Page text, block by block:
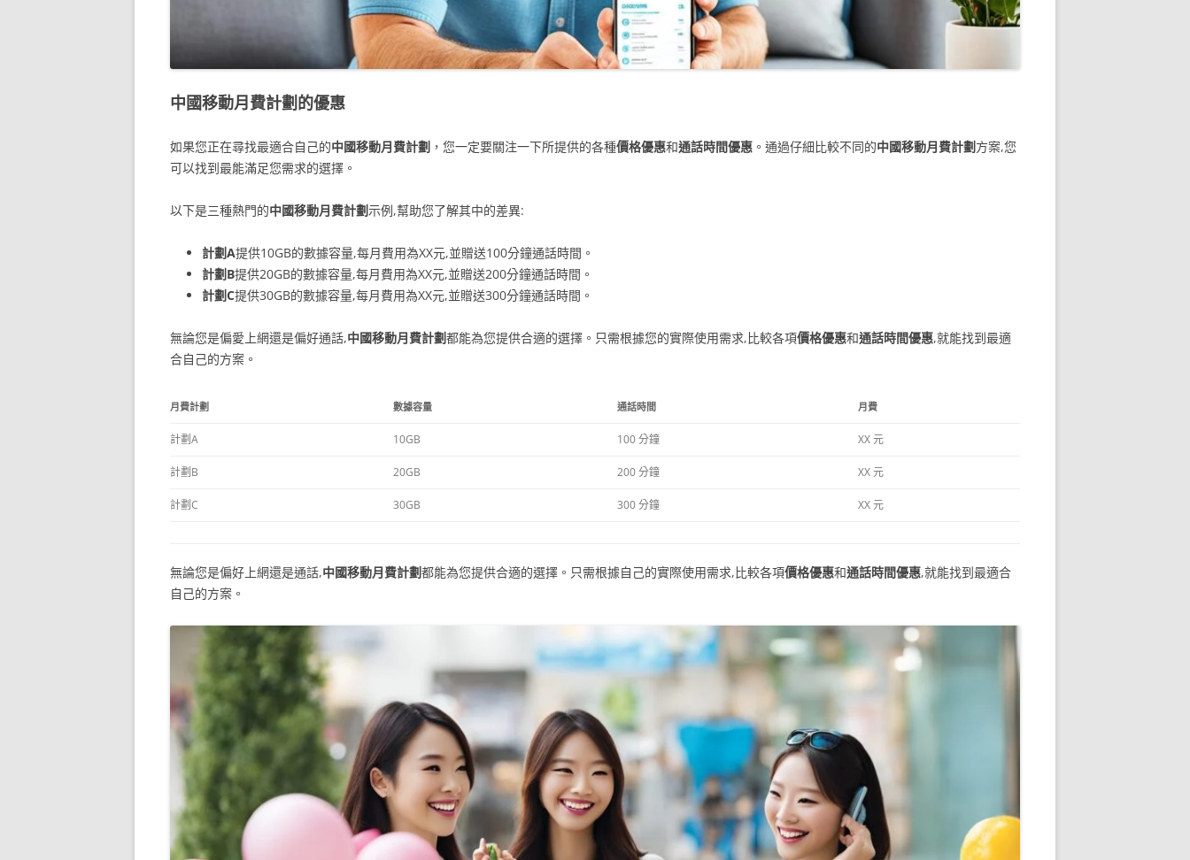
中國移動月費計劃的優惠
如果您正在尋找最適合自己的中國移動月費計劃 ，您一定要關注一下所提供的各種價格優惠和通話時間優惠 。通過仔細比較不同的中國移動月費計劃方案,您
可以找到最能滿足您需求的選擇。
以下是三種熱門的中國移動月費計劃示例,幫助您了解其中的差異:
計劃A提供10GB的數據容量,每月費用為XX元,並贈送100分鐘通話時間。
計劃B提供20GB的數據容量,每月費用為XX元,並贈送200分鐘通話時間。
計劃C提供30GB的數據容量,每月費用為XX元,並贈送300分鐘通話時間。
無論您是偏愛上網還是偏好通話,中國移動月費計劃都能為您提供合適的選擇。只需根據您的實際使用需求,比較各項價格優惠和通話時間優惠,就能找到最適
合自己的方案。
月費計劃 數據容量 通話時間 月費
計劃A 10GB 100 分鐘 XX 元
計劃B 20GB 200 分鐘 XX 元
計劃C 30GB 300 分鐘 XX 元
無論您是偏好上網還是通話,中國移動月費計劃都能為您提供合適的選擇。只需根據自己的實際使用需求,比較各項價格優惠和通話時間優惠,就能找到最適合
自己的方案。